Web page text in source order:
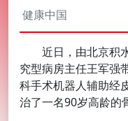
健康中国
近日，由北京积水
究型病房主任王军强
科手术机器人辅助经
治了一名90岁高龄的